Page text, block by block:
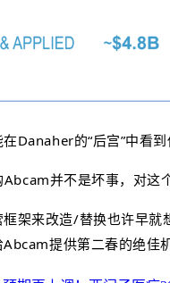
Danaher的“后宫”中看到
并不是坏事，对这
架来改造/替换也许早就
提供第二春的绝佳机